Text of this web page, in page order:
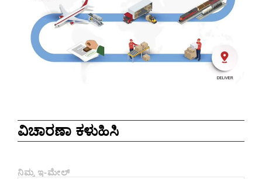
ವಿಚಾರಣಾ ಕಳುಹಿಸಿ
ನಿಮ್ಮ ಇ-ಮೇಲ್